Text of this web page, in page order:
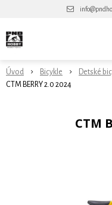
Úvod Bicykle Detské
CTM BERRY 2.0 2024
CTM